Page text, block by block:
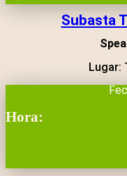
Subasta
Lugar:
Hora: